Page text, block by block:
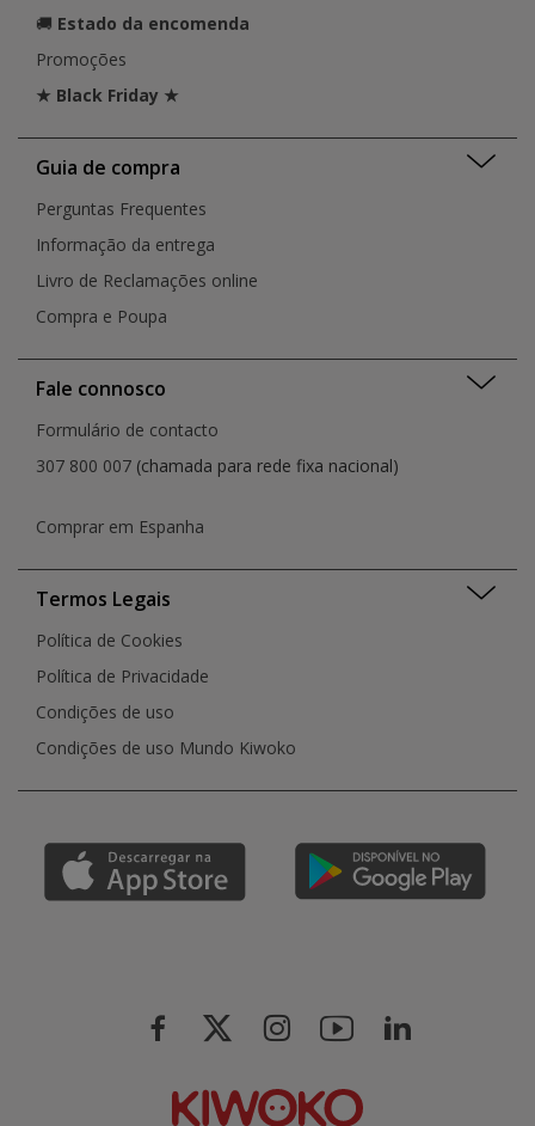
🚚 Estado da encomenda
Promoções
★ Black Friday ★
Guia de compra
Perguntas Frequentes
Informação da entrega
Livro de Reclamações online
Compra e Poupa
Fale connosco
Formulário de contacto
307 800 007 (chamada para rede fixa nacional)
Comprar em Espanha
Termos Legais
Política de Cookies
Política de Privacidade
Condições de uso
Condições de uso Mundo Kiwoko